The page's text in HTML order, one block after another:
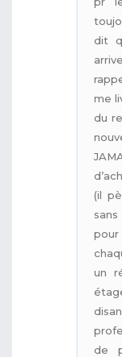
dit
me
du
(il
un
de